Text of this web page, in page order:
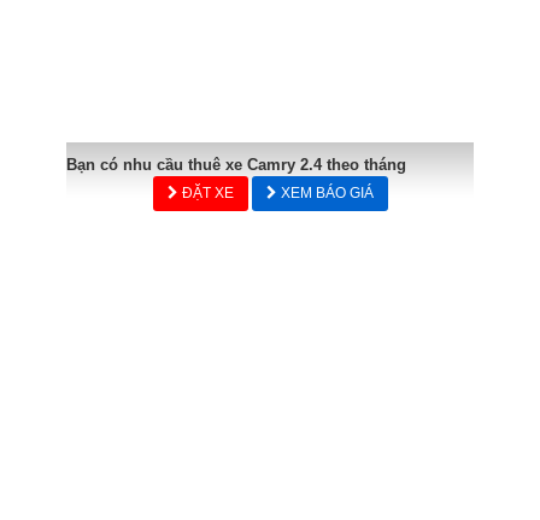
Bạn có nhu cầu thuê xe Camry 2.4 theo tháng
ĐẶT XE XEM BÁO GIÁ